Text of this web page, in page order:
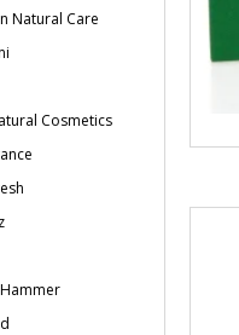
Natural Care
Cosmetics